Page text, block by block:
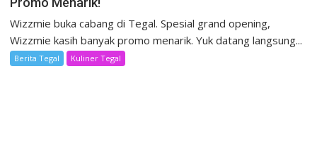
Wizzmie buka cabang di Tegal. Spesial grand opening,
Wizzmie kasih banyak promo menarik. Yuk datang langsung...
Berita Tegal Kuliner Tegal